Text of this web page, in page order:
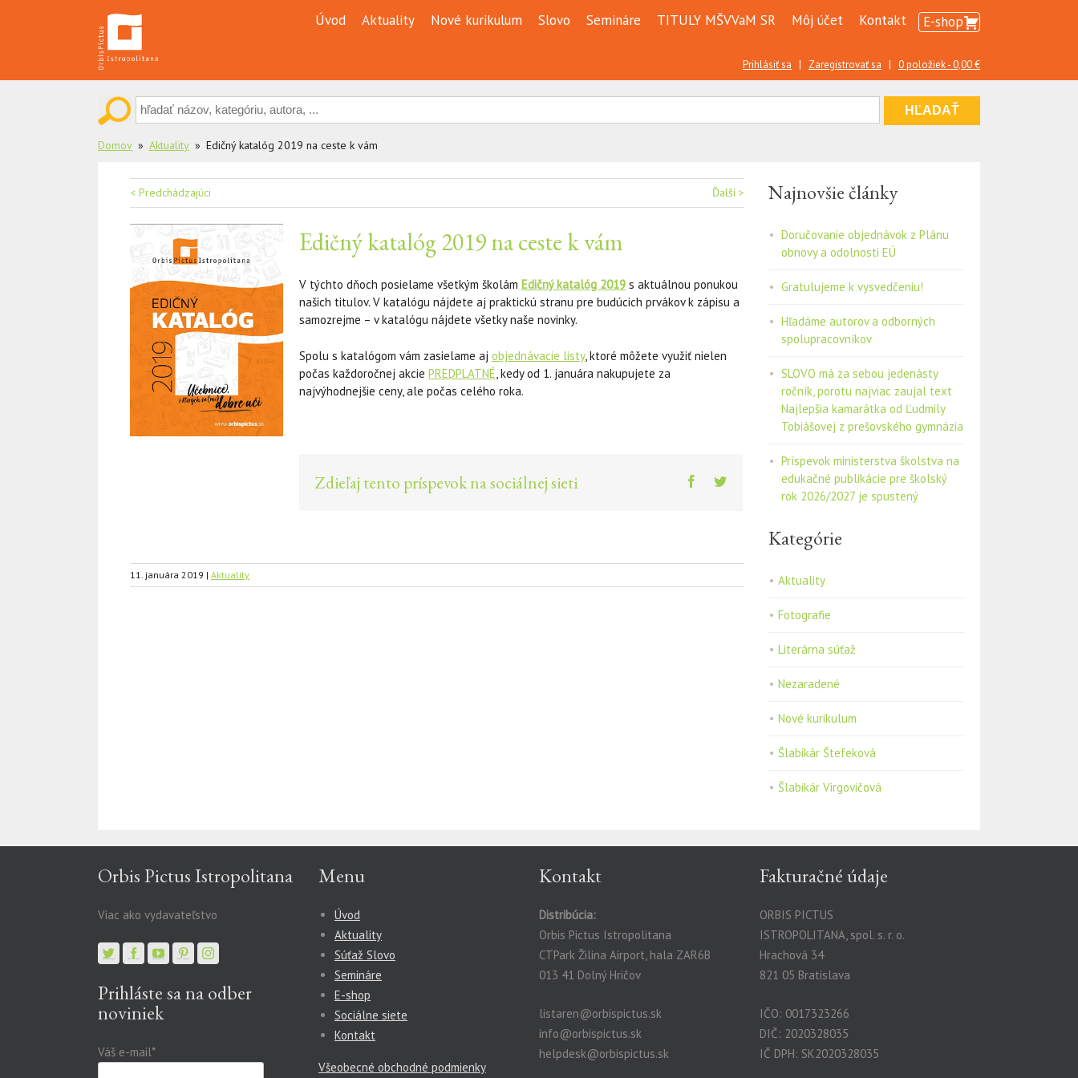
Úvod Aktuality Nové kurikulum Slovo Semináre TITULY MŠVVaM SR Môj účet Kontakt E-shop
Prihlásiť sa | Zaregistrovať sa | 0 položiek - 0,00€
Domov Aktuality Edičný katalóg 2019 na ceste k vám
Navigácia
v
článku
< Predchádzajúci Ďalší >
Edičný katalóg 2019 na ceste k vám
V týchto dňoch posielame všetkým školám Edičný katalóg 2019s aktuálnou ponukou
našich titulov. V katalógu nájdete aj praktickú stranu pre budúcich prvákov k zápisu a
samozrejme – v katalógu nájdete všetky naše novinky.
Spolu s katalógom vám zasielame aj objednávacie listy, ktoré môžete využiť nielen
počas každoročnej akcie PREDPLATNÉ , kedy od 1. januára nakupujete za
najvýhodnejšie ceny, ale počas celého roka.
Zdieľaj tento príspevok na sociálnej sieti FacebookTwitter
11. januára 2019 | Aktuality
Najnovšie články
Doručovanie objednávok z Plánu
obnovy a odolnosti EÚ
Gratulujeme k vysvedčeniu!
Hľadáme autorov a odborných
spolupracovníkov
SLOVO má za sebou jedenásty
ročník, porotu najviac zaujal text
Najlepšia kamarátka od Ľudmily
Tobiášovej z prešovského gymnázia
Príspevok ministerstva školstva na
edukačné publikácie pre školský
rok 2026/2027 je spustený
Kategórie
Aktuality
Fotografie
Literárna súťaž
Nezaradené
Nové kurikulum
Šlabikár Štefeková
Šlabikár Virgovičová
Orbis Pictus Istropolitana
Viac ako vydavateľstvo
Prihláste sa na odber
noviniek
Váš e-mail*
Menu
Úvod
Aktuality
Súťaž Slovo
Semináre
E-shop
Sociálne siete
Kontakt
Všeobecné obchodné podmienky
Kontakt
Distribúcia:
Orbis Pictus Istropolitana
CTPark Žilina Airport, hala ZAR6B
013 41 Dolný Hričov
listaren@orbispictus.sk
info@orbispictus.sk
helpdesk@orbispictus.sk
Fakturačné údaje
ORBIS PICTUS
ISTROPOLITANA, spol. s. r. o.
Hrachová 34
821 05 Bratislava
IČO: 0017323266
DIČ: 2020328035
IČ DPH: SK2020328035